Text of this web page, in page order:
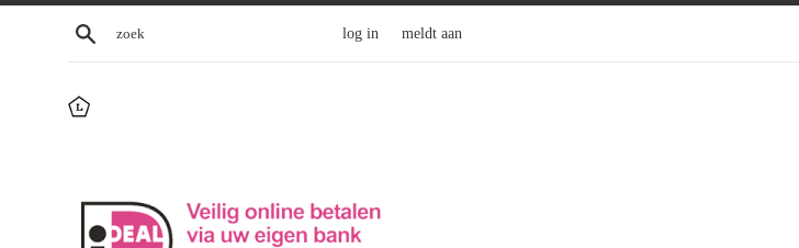
zoek log in meldt aan